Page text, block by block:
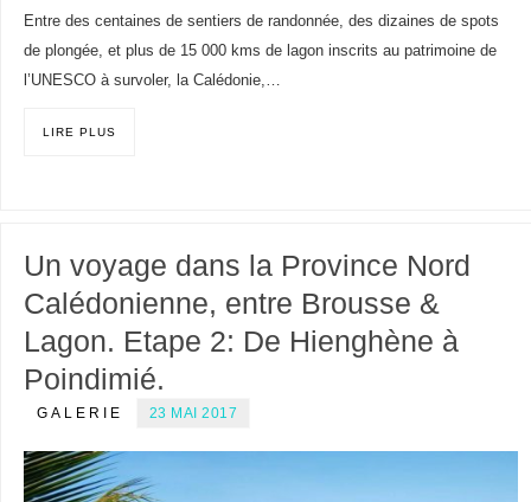
Entre des centaines de sentiers de randonnée, des dizaines de spots
de plongée, et plus de 15 000 kms de lagon inscrits au patrimoine de
l’UNESCO à survoler, la Calédonie,…
LIRE PLUS
Un voyage dans la Province Nord
Calédonienne, entre Brousse &
Lagon. Etape 2: De Hienghène à
Poindimié.
GALERIE 23 MAI 2017